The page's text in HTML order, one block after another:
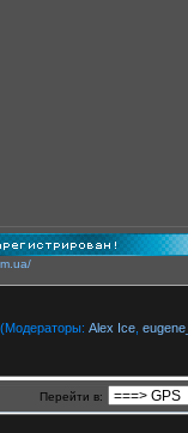
(Модераторы: Alex Ice
Перейти в: